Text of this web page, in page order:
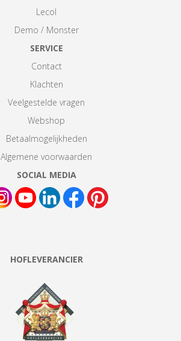
Lecol
Demo / Monster
SERVICE
Contact
Klachten
Veelgestelde vragen
Webshop
Betaalmogelijkheden
Algemene voorwaarden
SOCIAL MEDIA
HOFLEVERANCIER